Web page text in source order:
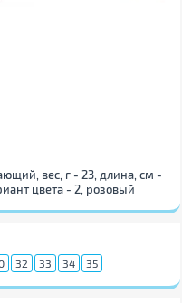
вес, г - 23, длина, см -
цвета - 2, розовый
32 33 34 35